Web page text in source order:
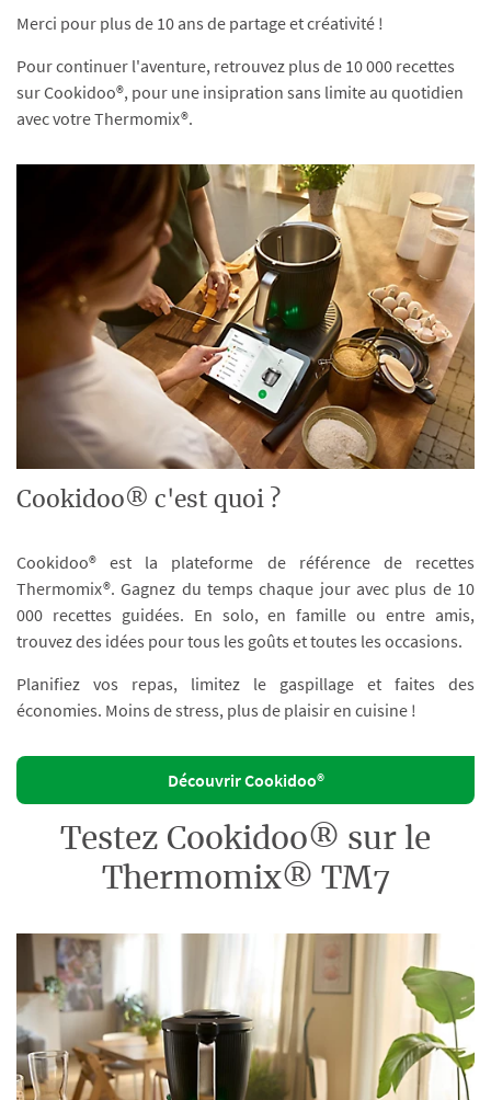
Merci pour plus de 10 ans de partage et créativité !
Pour continuer l'aventure, retrouvez plus de 10 000 recettes
sur Cookidoo®, pour une insipration sans limite au quotidien
avec votre Thermomix®.
Cookidoo® c'est quoi ?
Cookidoo® est la plateforme de référence de recettes
Thermomix®. Gagnez du temps chaque jour avec plus de 10
000 recettes guidées. En solo, en famille ou entre amis,
trouvez des idées pour tous les goûts et toutes les occasions.
Planifiez vos repas, limitez le gaspillage et faites des
économies. Moins de stress, plus de plaisir en cuisine !
Découvrir Cookidoo®
Testez Cookidoo® sur le
Thermomix® TM7